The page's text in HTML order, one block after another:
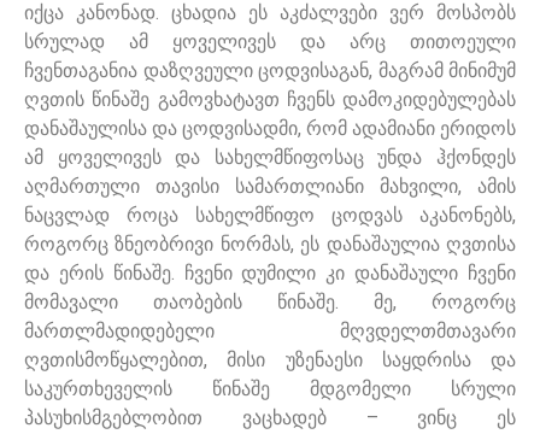
იქცა კანონად. ცხადია ეს აკძალვები ვერ მოსპობს
სრულად ამ ყოველივეს და არც თითოეული
ჩვენთაგანია დაზღვეული ცოდვისაგან, მაგრამ მინიმუმ
ღვთის წინაშე გამოვხატავთ ჩვენს დამოკიდებულებას
დანაშაულისა და ცოდვისადმი, რომ ადამიანი ერიდოს
ამ ყოველივეს და სახელმწიფოსაც უნდა ჰქონდეს
აღმართული თავისი სამართლიანი მახვილი, ამის
ნაცვლად როცა სახელმწიფო ცოდვას აკანონებს,
როგორც ზნეობრივი ნორმას, ეს დანაშაულია ღვთისა
და ერის წინაშე. ჩვენი დუმილი კი დანაშაული ჩვენი
მომავალი თაობების წინაშე. მე, როგორც
მართლმადიდებელი მღვდელთმთავარი
ღვთისმოწყალებით, მისი უზენაესი საყდრისა და
საკურთხეველის წინაშე მდგომელი სრული
პასუხისმგებლობით ვაცხადებ – ვინც ეს